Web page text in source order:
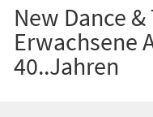
New Dance
Erwachsene
40..Jahren